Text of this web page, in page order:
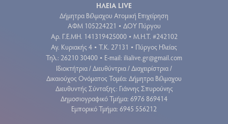
ΗΛΕΙΑ LIVE
Δήμητρα Βέλμαχου Ατομική Επιχείρηση
ΑΦΜ 105224221 • ΔΟΥ Πύργου
Aρ. Γ.Ε.ΜΗ. 141319425000 • Μ.Η.Τ. #242102
Αγ. Κυριακής 4 • Τ.Κ. 27131 • Πύργος Ηλείας
Τηλ.: 26210 30400 • E-mail: ilialive.gr@gmail.com
Ιδιοκτήτρια / Διευθύντρια / Διαχειρίστρια /
Δικαιούχος Ονόματος Τομέα: Δήμητρα Βέλμαχου
Διευθυντής Σύνταξης: Γιάννης Σπυρούνης
Δημοσιογραφικό Τμήμα: 6976 869414
Εμπορικό Τμήμα: 6945 556212